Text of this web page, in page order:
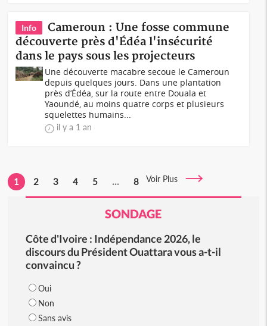
Info
Cameroun : Une fosse commune
découverte près d'Édéa l'insécurité
dans le pays sous les projecteurs
Une découverte macabre secoue le Cameroun
depuis quelques jours. Dans une plantation
près d’Édéa, sur la route entre Douala et
Yaoundé, au moins quatre corps et plusieurs
squelettes humains...
il y a 1 an
1 2 3 4 5 ... 8 Voir Plus
SONDAGE
Côte d'Ivoire : Indépendance 2026, le
discours du Président Ouattara vous a-t-il
convaincu ?
Oui
Non
Sans avis